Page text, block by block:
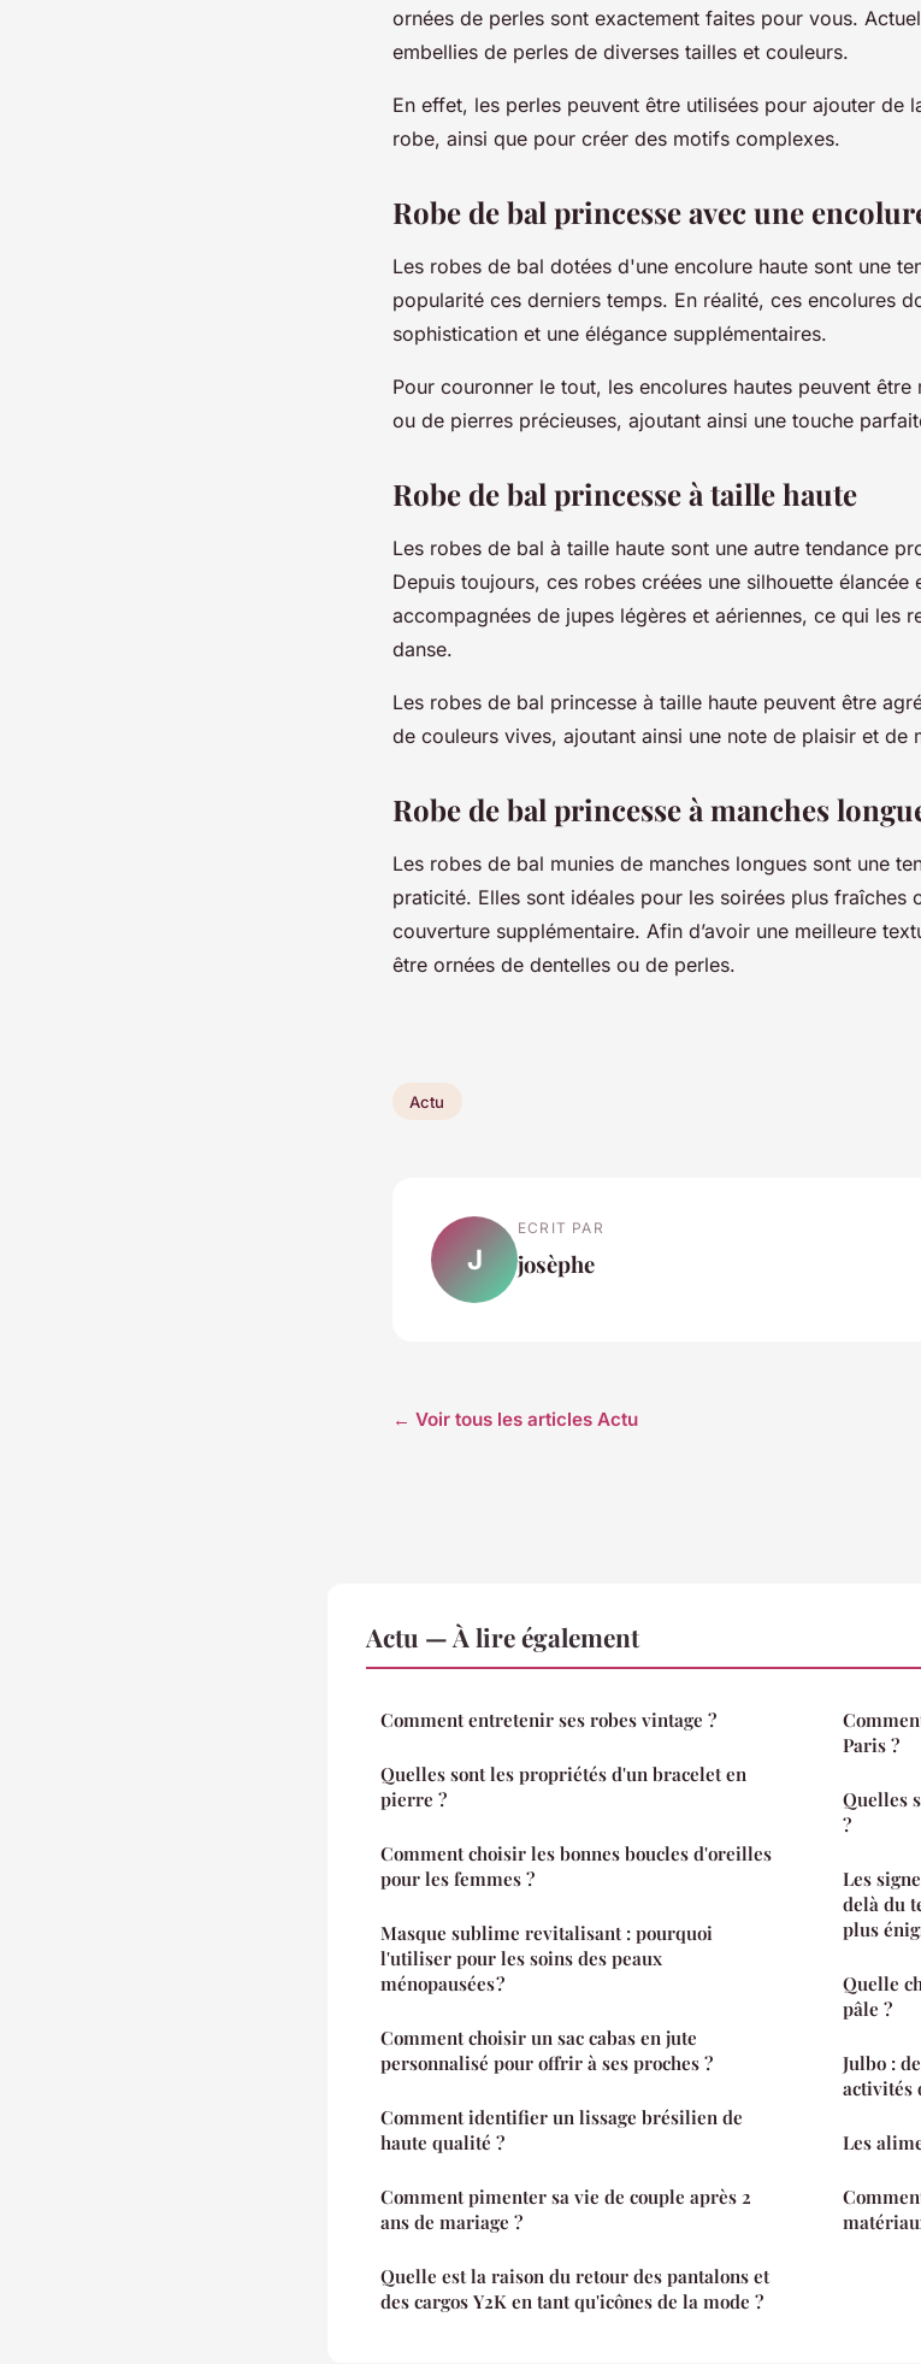
ornées de perles sont exactement faites pour vous.
embellies de perles de diverses tailles et couleurs.
En effet, les perles peuvent être utilisées pour ajouter de
robe, ainsi que pour créer des motifs complexes.
Robe de bal princesse avec une
Les robes de bal dotées d'une encolure haute sont une
popularité ces derniers temps. En réalité, ces encolures
sophistication et une élégance supplémentaires.
Pour couronner le tout, les encolures hautes peuvent
ou de pierres précieuses, ajoutant ainsi une touche
Robe de bal princesse à taille haute
Les robes de bal à taille haute sont une autre tendance
Depuis toujours, ces robes créées une silhouette élancée
accompagnées de jupes légères et aériennes, ce qui les
danse.
Les robes de bal princesse à taille haute peuvent être
de couleurs vives, ajoutant ainsi une note de plaisir et de
Robe de bal princesse à manches
Les robes de bal munies de manches longues sont une
praticité. Elles sont idéales pour les soirées plus fraîches
couverture supplémentaire. Afin d’avoir une meilleure
être ornées de dentelles ou de perles.
Actu
J
ECRIT PAR
josèphe
← Voir tous les articles Actu
Actu — À lire également
Comment entretenir ses robes vintage ?
Quelles sont les propriétés d'un bracelet en
pierre ?
Comment choisir les bonnes boucles d'oreilles
pour les femmes ?
Masque sublime revitalisant : pourquoi
l'utiliser pour les soins des peaux
ménopausées ?
Comment choisir un sac cabas en jute
personnalisé pour offrir à ses proches ?
Comment identifier un lissage brésilien de
haute qualité ?
Comment pimenter sa vie de couple après 2
ans de mariage ?
Quelle est la raison du retour des pantalons et
des cargos Y2K en tant qu'icônes de la mode ?
Paris ?
Quelles
?
Les
delà du
plus
Quelle
pâle ?
Julbo :
activités
Les